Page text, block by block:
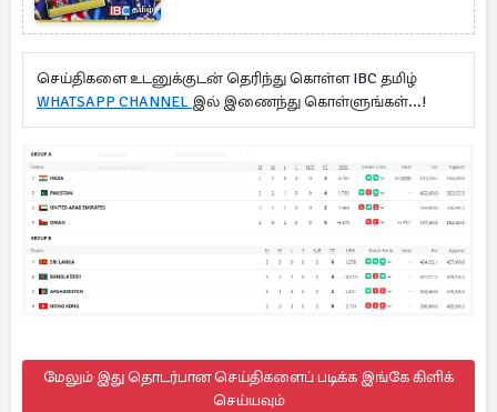
செய்திகளை உடனுக்குடன் தெரிந்து கொள்ள IBC தமிழ்
WHATSAPP CHANNEL இல் இணைந்து கொள்ளுங்கள்...!
மேலும் இது தொடர்பான செய்திகளைப் படிக்க இங்கே கிளிக்
செய்யவும்